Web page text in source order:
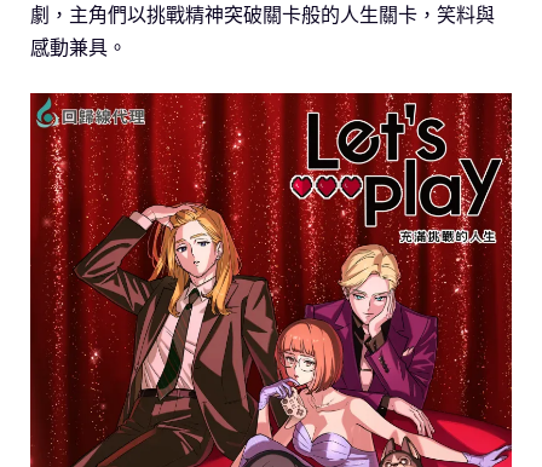
劇，主角們以挑戰精神突破關卡般的人生關卡，笑料與
感動兼具。